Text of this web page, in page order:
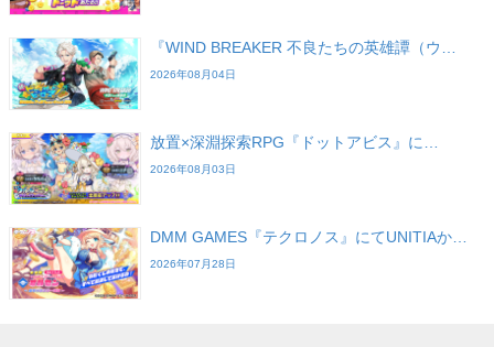
『WIND BREAKER 不良たちの英雄譚（ウ…
2026年08月04日
放置×深淵探索RPG『ドットアビス』に…
2026年08月03日
DMM GAMES『テクロノス』にてUNITIAか…
2026年07月28日